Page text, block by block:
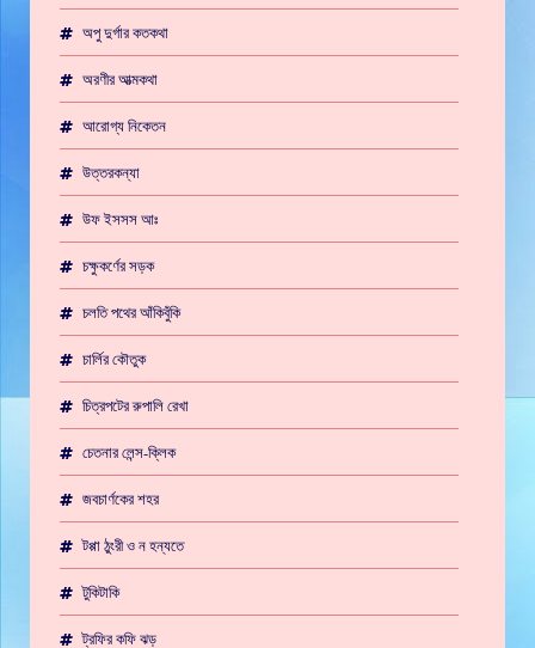
অপু দুর্গার কতকথা
অরণীর আত্মকথা
আরোগ্য নিকেতন
উত্তরকন্যা
উফ ইসসস আঃ
চক্ষুকর্ণের সড়ক
চলতি পথের আঁকিবুঁকি
চার্লির কৌতুক
চিত্রপটের রুপালি রেখা
চেতনার লেন্স-ক্লিক
জবচার্ণকের শহর
টপ্পা ঠুংরী ও ন হন্যতে
টুকিটাকি
ট্রফির কফি ঝড়